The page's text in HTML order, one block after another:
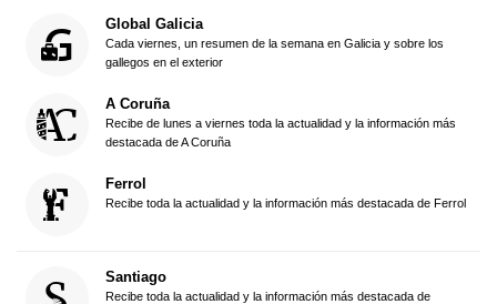
Global Galicia
Cada viernes, un resumen de la semana en Galicia y sobre los
gallegos en el exterior
A Coruña
Recibe de lunes a viernes toda la actualidad y la información más
destacada de A Coruña
Ferrol
Recibe toda la actualidad y la información más destacada de Ferrol
Santiago
Recibe toda la actualidad y la información más destacada de